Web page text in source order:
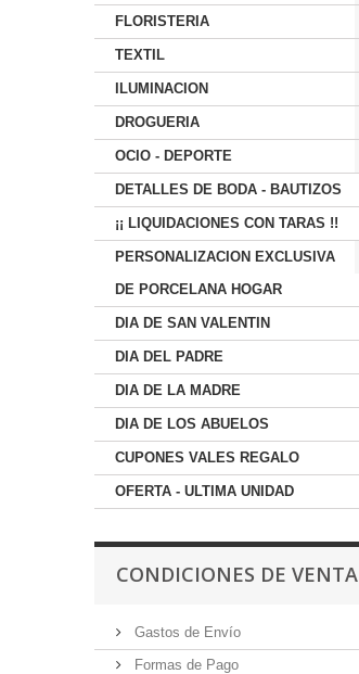
FLORISTERIA
TEXTIL
ILUMINACION
DROGUERIA
OCIO - DEPORTE
DETALLES DE BODA - BAUTIZOS
¡¡ LIQUIDACIONES CON TARAS !!
PERSONALIZACION EXCLUSIVA
DE PORCELANA HOGAR
DIA DE SAN VALENTIN
DIA DEL PADRE
DIA DE LA MADRE
DIA DE LOS ABUELOS
CUPONES VALES REGALO
OFERTA - ULTIMA UNIDAD
CONDICIONES DE VENTA
Gastos de Envío
Formas de Pago